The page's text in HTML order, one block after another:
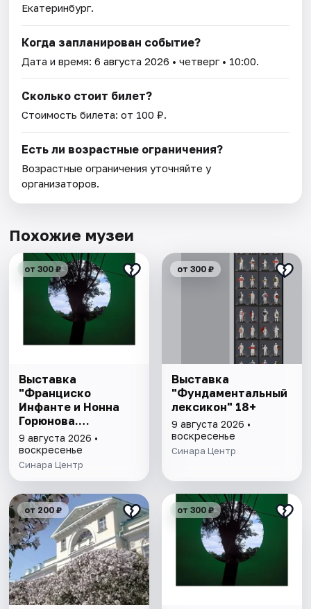
Екатеринбург.
Когда запланирован событие?
Дата и время:6 августа 2026 • четверг • 10:00.
Сколько стоит билет?
Стоимость билета: от 100 ₽.
Есть ли возрастные ограничения?
Возрастные ограничения уточняйте у
организаторов.
Похожие музеи
от 300 ₽
Выставка
"Франциско
Инфанте и Нонна
Горюнова.
Метафора,
метафизика,
метаморфоза" 6+
9 августа 2026 •
воскресенье
Синара Центр
от 300 ₽
Выставка
"Фундаментальный
лексикон" 18+
9 августа 2026 •
воскресенье
Синара Центр
от 200 ₽ от 300 ₽